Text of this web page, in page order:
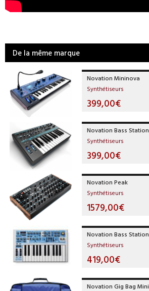
De la même marque
Novation Mininova
Synthétiseurs
399,00€
Novation Bass
Synthétiseurs
399,00€
Novation Peak
Synthétiseurs
1579,00€
Novation Bass
Synthétiseurs
419,00€
Novation Gig Bag